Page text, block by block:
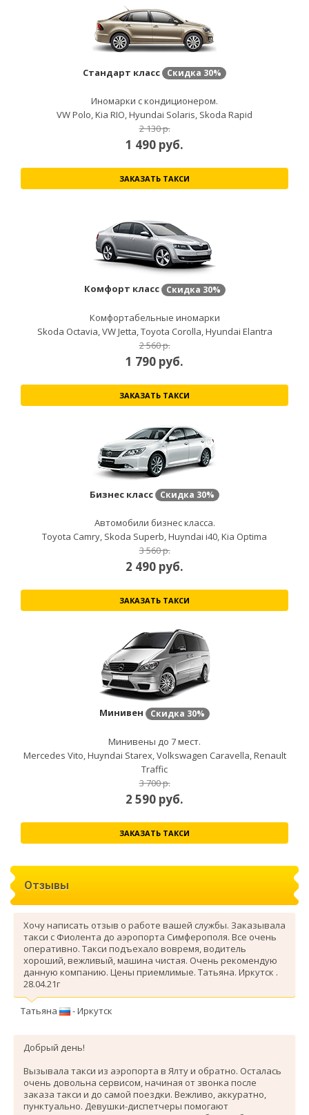
Стандарт класс Скидка 30%
Иномарки с кондиционером.
VW Polo, Kia RIO, Hyundai Solaris, Skoda Rapid
2 130 р.
1 490 руб.
ЗАКАЗАТЬ ТАКСИ
Комфорт класс Скидка 30%
Комфортабельные иномарки
Skoda Octavia, VW Jetta, Toyota Corolla, Hyundai Elantra
2 560 р.
1 790 руб.
ЗАКАЗАТЬ ТАКСИ
Бизнес класс Скидка 30%
Автомобили бизнес класса.
Toyota Camry, Skoda Superb, Huyndai i40, Kia Optima
3 560 р.
2 490 руб.
ЗАКАЗАТЬ ТАКСИ
Минивен Скидка 30%
Минивены до 7 мест.
Mercedes Vito, Huyndai Starex, Volkswagen Caravella, Renault
Traffic
3 700 р.
2 590 руб.
ЗАКАЗАТЬ ТАКСИ
Отзывы
Хочу написать отзыв о работе вашей службы. Заказывала
такси с Фиолента до аэропорта Симферополя. Все очень
оперативно. Такси подъехало вовремя, водитель
хороший, вежливый, машина чистая. Очень рекомендую
данную компанию. Цены приемлимые. Татьяна. Иркутск .
28.04.21г
Татьяна - Иркутск
Добрый день!
Вызывала такси из аэропорта в Ялту и обратно. Осталась
очень довольна сервисом, начиная от звонка после
заказа такси и до самой поездки. Вежливо, аккуратно,
пунктуально. Девушки-диспетчеры помогают